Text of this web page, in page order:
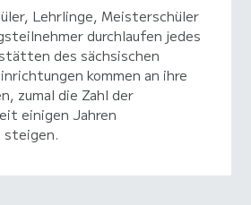
Lehrlinge, Meisterschüler
durchlaufen jedes
des sächsischen
kommen an ihre
zumal die Zahl der
einigen Jahren
steigen.